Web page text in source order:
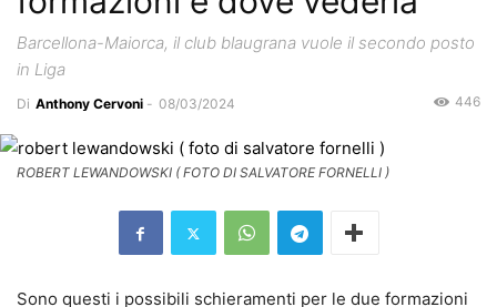
Barcellona-Maiorca, il club blaugrana vuole il secondo posto
in Liga
Di Anthony Cervoni - 08/03/2024 446
ROBERT LEWANDOWSKI ( FOTO DI SALVATORE FORNELLI )
Sono questi i possibili schieramenti per le due formazioni